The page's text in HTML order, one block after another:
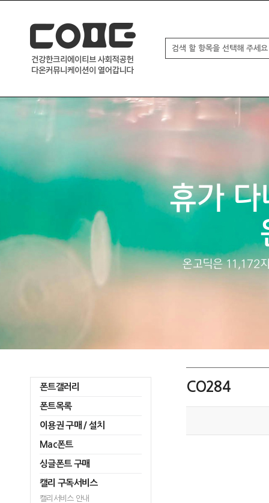
폰트갤러리
폰트목록
이용권 구매 / 설치
Mac폰트
싱글폰트 구매
캘리 구독서비스
캘리서비스 안내
CO284